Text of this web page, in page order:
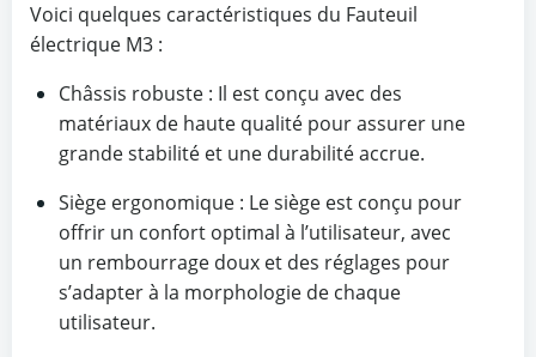
Voici quelques caractéristiques du Fauteuil
électrique M3 :
Châssis robuste : Il est conçu avec des
matériaux de haute qualité pour assurer une
grande stabilité et une durabilité accrue.
Siège ergonomique : Le siège est conçu pour
offrir un confort optimal à l’utilisateur, avec
un rembourrage doux et des réglages pour
s’adapter à la morphologie de chaque
utilisateur.